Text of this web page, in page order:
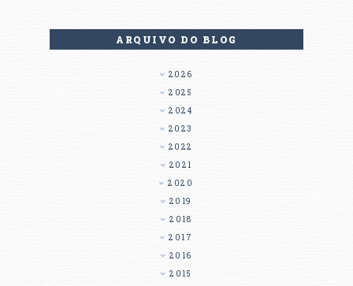
ARQUIVO DO BLOG
2026
2025
2024
2023
2022
2021
2020
2019
2018
2017
2016
2015